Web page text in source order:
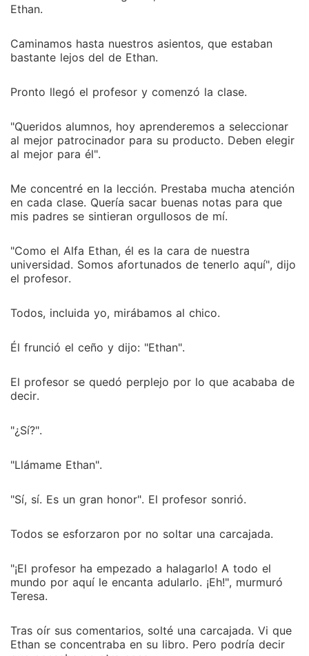
Ethan.
Caminamos hasta nuestros asientos, que estaban
bastante lejos del de Ethan.
Pronto llegó el profesor y comenzó la clase.
"Queridos alumnos, hoy aprenderemos a seleccionar
al mejor patrocinador para su producto. Deben elegir
al mejor para él".
Me concentré en la lección. Prestaba mucha atención
en cada clase. Quería sacar buenas notas para que
mis padres se sintieran orgullosos de mí.
"Como el Alfa Ethan, él es la cara de nuestra
universidad. Somos afortunados de tenerlo aquí", dijo
el profesor.
Todos, incluida yo, mirábamos al chico.
Él frunció el ceño y dijo: "Ethan".
El profesor se quedó perplejo por lo que acababa de
decir.
"¿Sí?".
"Llámame Ethan".
"Sí, sí. Es un gran honor". El profesor sonrió.
Todos se esforzaron por no soltar una carcajada.
"¡El profesor ha empezado a halagarlo! A todo el
mundo por aquí le encanta adularlo. ¡Eh!", murmuró
Teresa.
Tras oír sus comentarios, solté una carcajada. Vi que
Ethan se concentraba en su libro. Pero podría decir